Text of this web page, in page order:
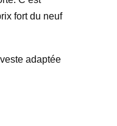
fort du neuf
adaptée